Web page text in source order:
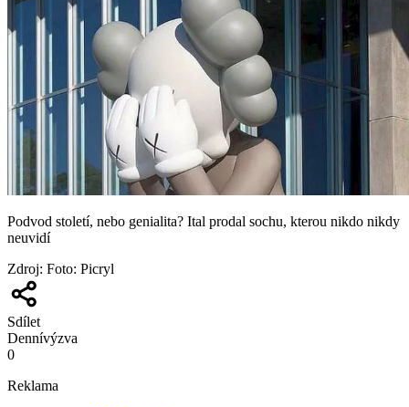
Podvod století, nebo genialita? Ital prodal sochu, kterou nikdo nikdy
neuvidí
Zdroj: Foto: Picryl
Sdílet
Dennívýzva
0
Reklama